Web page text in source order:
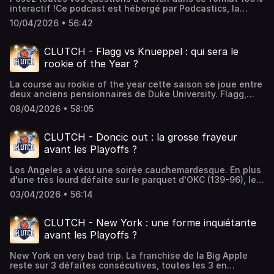
affrontements à venir.Ce podcast est hébergé par
Podcastics, la plateforme pour créer et diffuser votre
podcast facilement.
interactif !Ce podcast est hébergé par Podcastics, la
plateforme pour créer et diffuser votre podcast
facilement.
10/04/2026 • 56:42
CLUTCH - Flagg vs Knueppel : qui sera le
rookie of the Year ?
La course au rookie of the year cette saison se joue entre
deux anciens pensionnaires de Duke University. Flagg,
drafté en première place par Dallas et Knueppel drafté par
Charlotte se dispute le titre de ROY. Longtemps annoncé
demi-teinte, avec des hauts et des bas. De son côté,
Knueppel s'est imposé rapidement dans le 5 majeur de
Charlotte et a été d'une belle régularité. Qui sera le
deuxième temps on s'intéresse au cas de Chicago. Malgré
un bon début de saison, la franchise de l'Illinois a fini par
glisser lentement mais sûrement dans le bas de la
conférence Est et est désormais hors du play-in
cette question.Ce podcast est hébergé par Podcastics, la
plateforme pour créer et diffuser votre podcast
facilement.
08/04/2026 • 58:05
CLUTCH - Doncic out : la grosse frayeur
avant les Playoffs ?
Los Angeles a vécu une soirée cauchemardesque. En plus
d'une très lourd défaite sur le parquet d'OKC (139-96), les
Californiens ont perdu leur superstar Luka Doncic sur
blessure dans le milieu du 3ème quart-temps. Touché aux
avant de sortir sans revenir dans la rencontre. À l'aube
des Playoffs, est-ce inquiétant pour Los Angeles et le
Slovène ? Avec 64 matchs joués cette saison, Doncic va-
distinctions individuelles ?La blessure de Luka Doncic et
sa possible absence jusqu'à la fin de saison rebat les
03/04/2026 • 56:14
CLUTCH - New York : une forme inquiétante
avant les Playoffs ?
New York en very bad trip. La franchise de la Big Apple
reste sur 3 défaites consécutives, toutes les 3 en